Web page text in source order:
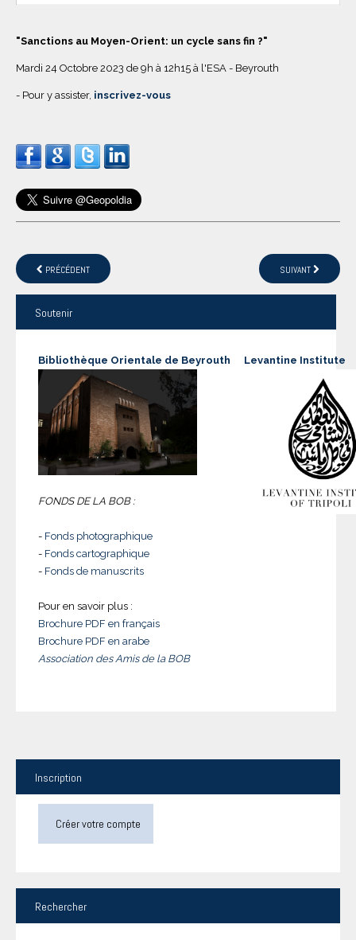
"Sanctions au Moyen-Orient: un cycle sans fin ?"
Mardi 24 Octobre 2023 de 9h à 12h15 à l'ESA - Beyrouth
- Pour y assister, inscrivez-vous
PRÉCÉDENT SUIVANT
Soutenir
Bibliothèque Orientale de Beyrouth
FONDS DE LA BOB :
- Fonds photographique
- Fonds cartographique
- Fonds de manuscrits
Pour en savoir plus :
Brochure PDF en français
Brochure PDF en arabe
Association des Amis de la BOB
Levantine Institute
Inscription
Créer votre compte
Rechercher